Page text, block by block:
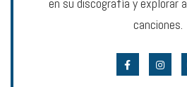
canciones.